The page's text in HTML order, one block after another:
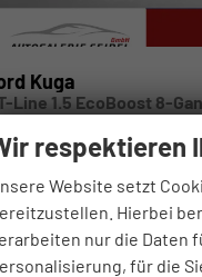
Kuga
Line 1.5 EcoBoost 8-
Benzin
137 kW (186 PS)
12.11.2024
respektieren
Website setzt
Hierbei
nur die Daten
für die